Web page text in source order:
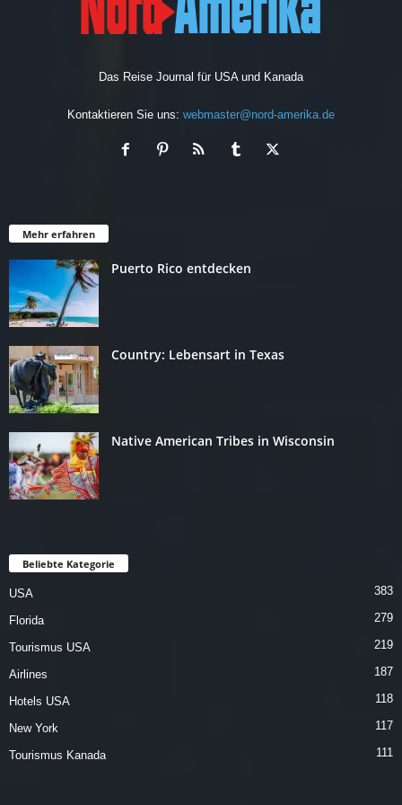
Das Reise Journal für USA und Kanada
Kontaktieren Sie uns: webmaster@nord-amerika.de
Mehr erfahren
Puerto Rico entdecken
Country: Lebensart in Texas
Native American Tribes in Wisconsin
Beliebte Kategorie
USA 383
Florida 279
Tourismus USA 219
Airlines 187
Hotels USA 118
New York 117
Tourismus Kanada 111